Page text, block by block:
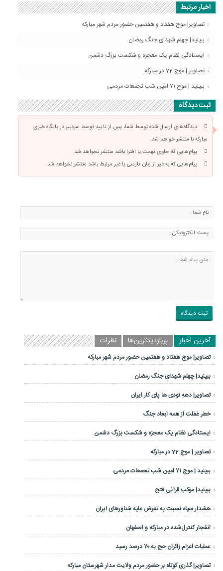
اخبار مرتبط
تصاویر| موج هفتاد و هفتمین حضور مردم شهر مبارکه
ببینید| چهلم شهدای جنگ رمضان
ایستادگی نظام یک معجزه و شکست بزرگ دشمن
تصاویر | موج 72 در مبارکه
ببینید | موج ۷۱ امین شب تجمعات مردمی
ثبت دیدگاه
دیدگاه‌های ارسال شده توسط شما، پس از تایید توسط سردبیر در پایگاه خبری
مبارکه نا منتشر خواهد شد.
پیام‌هایی که حاوی تهمت یا افترا باشد منتشر نخواهد شد.
پیام‌هایی که به غیر از زبان فارسی یا غیر مرتبط باشد منتشر نخواهد شد.
آخرین اخبار پربازدیدترین‌ها نظرات
تصاویر| موج هفتاد و هفتمین حضور مردم شهر مبارکه
ببینید| چهلم شهدای جنگ رمضان
تصاویر| دهه نودی ها پای کار ایران
خطر غفلت از همه ابعاد جنگ
ایستادگی نظام یک معجزه و شکست بزرگ دشمن
تصاویر | موج 72 در مبارکه
ببینید | موج ۷۱ امین شب تجمعات مردمی
ببینید| موکب قرآنی فتح
هشدار سپاه نسبت به تعرض علیه شناورهای ایران
انفجار کنترل‌شده در مبارکه و اصفهان
عملیات اعزام زائران حج به ۷۰ درصد رسید
تصاویر| گذری کوتاه بر حضور مردم ولایت مدار شهرستان مبارکه